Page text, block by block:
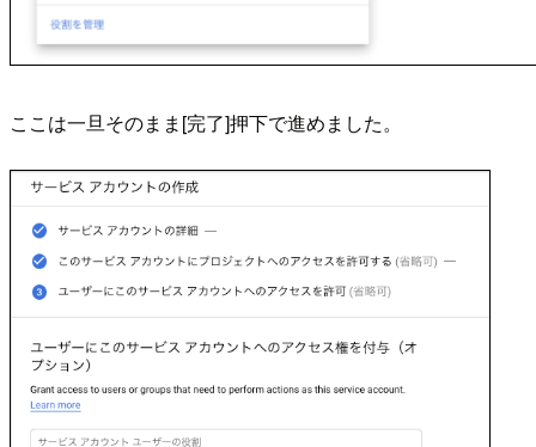
ここは一旦そのまま[完了]押下で進めました。